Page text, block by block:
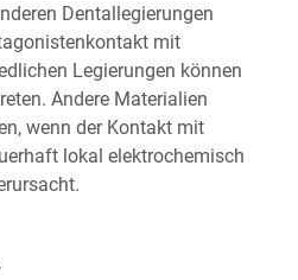
Dentallegierungen
mit
Legierungen können
Andere Materialien
wenn der Kontakt mit
lokal elektrochemisch